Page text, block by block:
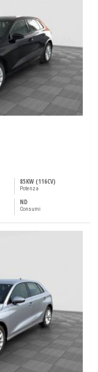
85KW (116CV)
Potenza
ND
Consumi